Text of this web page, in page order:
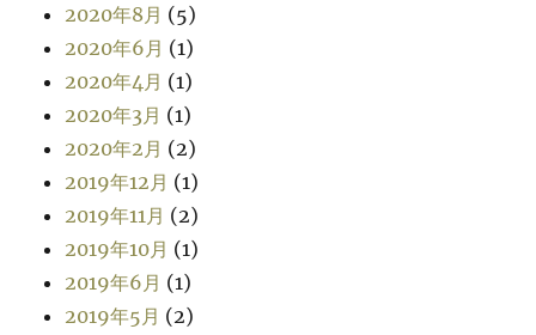
2020年8月 (5)
2020年6月 (1)
2020年4月 (1)
2020年3月 (1)
2020年2月 (2)
2019年12月 (1)
2019年11月 (2)
2019年10月 (1)
2019年6月 (1)
2019年5月 (2)